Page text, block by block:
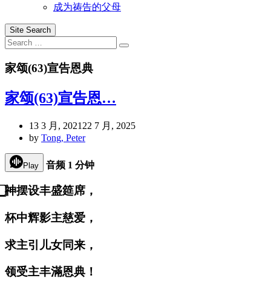
成为祷告的父母
Site Search
Search
for:
Search
家颂(63)宣告恩典
家颂(63)宣告恩…
13 3 月, 2021 22 7 月, 2025
by Tong, Peter
Play 音频 1 分钟
神摆设丰盛筵席，
杯中辉影主慈爱 ，
求主引儿女同来，
领受主丰滿恩典！